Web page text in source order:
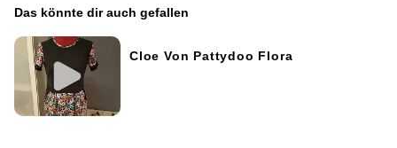
Das könnte dir auch gefallen
Cloe Von Pattydoo Flora